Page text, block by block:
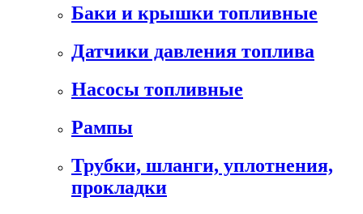
Баки и крышки топливные
Датчики давления топлива
Насосы топливные
Рампы
Трубки, шланги, уплотнения,
прокладки